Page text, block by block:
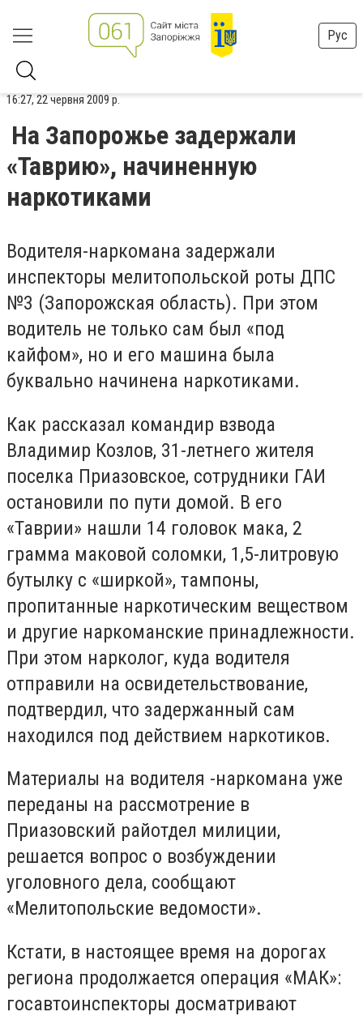
Рус
16:27, 22 червня 2009 р.
На Запорожье задержали
«Таврию», начиненную
наркотиками
Водителя-наркомана задержали
инспекторы мелитопольской роты ДПС
№3 (Запорожская область). При этом
водитель не только сам был «под
кайфом», но и его машина была
буквально начинена наркотиками.
Как рассказал командир взвода
Владимир Козлов, 31-летнего жителя
поселка Приазовское, сотрудники ГАИ
остановили по пути домой. В его
«Таврии» нашли 14 головок мака, 2
грамма маковой соломки, 1,5-литровую
бутылку с «ширкой», тампоны,
пропитанные наркотическим веществом
и другие наркоманские принадлежности.
При этом нарколог, куда водителя
отправили на освидетельствование,
подтвердил, что задержанный сам
находился под действием наркотиков.
Материалы на водителя -наркомана уже
переданы на рассмотрение в
Приазовский райотдел милиции,
решается вопрос о возбуждении
уголовного дела, сообщают
«Мелитопольские ведомости».
Кстати, в настоящее время на дорогах
региона продолжается операция «МАК»:
госавтоинспекторы досматривают